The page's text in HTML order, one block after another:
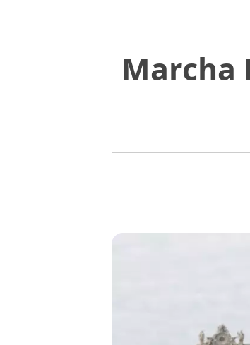
Marcha